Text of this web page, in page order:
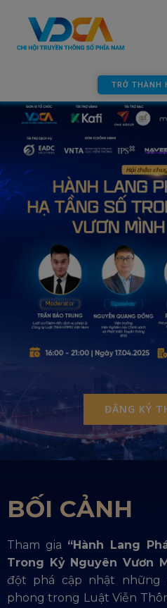
TRỞ THÀNH
ĐĂNG KÝ
BỐI CẢNH
Tham gia “Hành Lang
Trong Kỷ Nguyên Vươn
đột phá cập nhật
phong trong Luật Viễn